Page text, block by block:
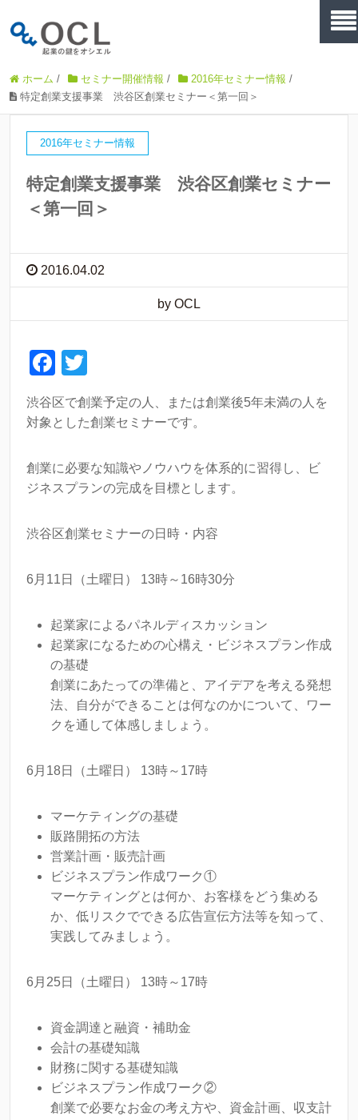
ホーム / セミナー開催情報 / 2016年セミナー情報 /
特定創業支援事業 渋谷区創業セミナー＜第一回＞
2016年セミナー情報
特定創業支援事業 渋谷区創業セミナー
＜第一回＞
2016.04.02
by OCL
F
c
b
o
k
tt
渋谷区で創業予定の人、または創業後5年未満の人を
対象とした創業セミナーです。
創業に必要な知識やノウハウを体系的に習得し、ビ
ジネスプランの完成を目標とします。
渋谷区創業セミナーの日時・内容
6月11日（土曜日） 13時～16時30分
起業家によるパネルディスカッション
起業家になるための心構え・ビジネスプラン作成
の基礎
創業にあたっての準備と、アイデアを考える発想
法、自分ができることは何なのかについて、ワー
クを通して体感しましょう。
6月18日（土曜日） 13時～17時
マーケティングの基礎
販路開拓の方法
営業計画・販売計画
ビジネスプラン作成ワーク①
マーケティングとは何か、お客様をどう集める
か、低リスクでできる広告宣伝方法等を知って、
実践してみましょう。
6月25日（土曜日） 13時～17時
資金調達と融資・補助金
会計の基礎知識
財務に関する基礎知識
ビジネスプラン作成ワーク②
創業で必要なお金の考え方や、資金計画、収支計